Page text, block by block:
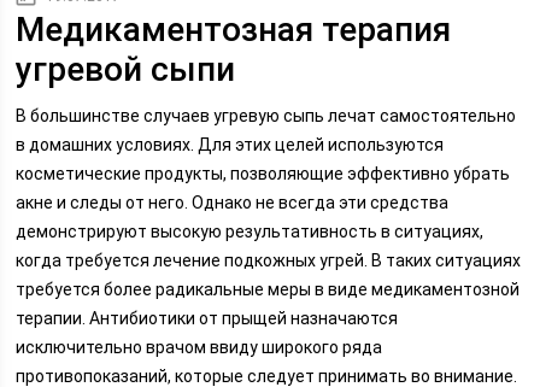
Медикаментозная терапия
угревой сыпи
В большинстве случаев угревую сыпь лечат самостоятельно
в домашних условиях. Для этих целей используются
косметические продукты, позволяющие эффективно убрать
акне и следы от него. Однако не всегда эти средства
демонстрируют высокую результативность в ситуациях,
когда требуется лечение подкожных угрей. В таких ситуациях
требуется более радикальные меры в виде медикаментозной
терапии. Антибиотики от прыщей назначаются
исключительно врачом ввиду широкого ряда
противопоказаний, которые следует принимать во внимание.